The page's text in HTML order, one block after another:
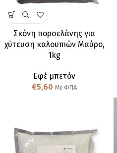
Σκόνη πορσελάνης για
χύτευση καλουπιών Μαύρο,
1kg
Εφέ μπετόν
€5,60 Με ΦΠΑ